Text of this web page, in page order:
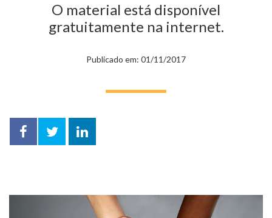
O material está disponível
gratuitamente na internet.
Publicado em: 01/11/2017
Facebook
TwitterLinkedIn